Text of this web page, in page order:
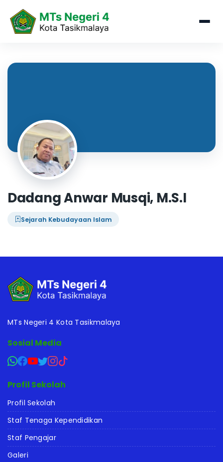
Dadang Anwar Musqi, M.S.I
Sejarah Kebudayaan Islam
MTs Negeri 4 Kota Tasikmalaya
Sosial Media
Profil Sekolah
Profil Sekolah
Staf Tenaga Kependidikan
Staf Pengajar
Galeri